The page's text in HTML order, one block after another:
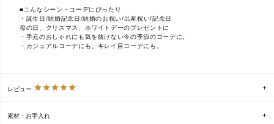
■こんなシーン・コーデにぴったり
・誕生日/結婚記念日/結婚のお祝い/出産祝い/記念日
母の日、クリスマス、ホワイトデーのプレゼントに
・手元のおしゃれにも気を抜けない今の季節のコーデに。
・カジュアルコーデにも、キレイ目コーデにも。
レビュー
素材・お手入れ